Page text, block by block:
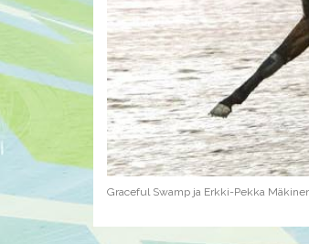
Graceful Swamp ja Erkki-Pekka